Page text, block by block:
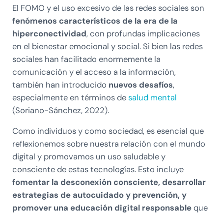
El FOMO y el uso excesivo de las redes sociales son
fenómenos característicos de la era de la
hiperconectividad, con profundas implicaciones
en el bienestar emocional y social. Si bien las redes
sociales han facilitado enormemente la
comunicación y el acceso a la información,
también han introducido nuevos desafíos,
especialmente en términos desalud mental
(Soriano-Sánchez, 2022).
Como individuos y como sociedad, es esencial que
reflexionemos sobre nuestra relación con el mundo
digital y promovamos un uso saludable y
consciente de estas tecnologías. Esto incluye
fomentar la desconexión consciente, desarrollar
estrategias de autocuidado y prevención, y
promover una educación digital responsableque